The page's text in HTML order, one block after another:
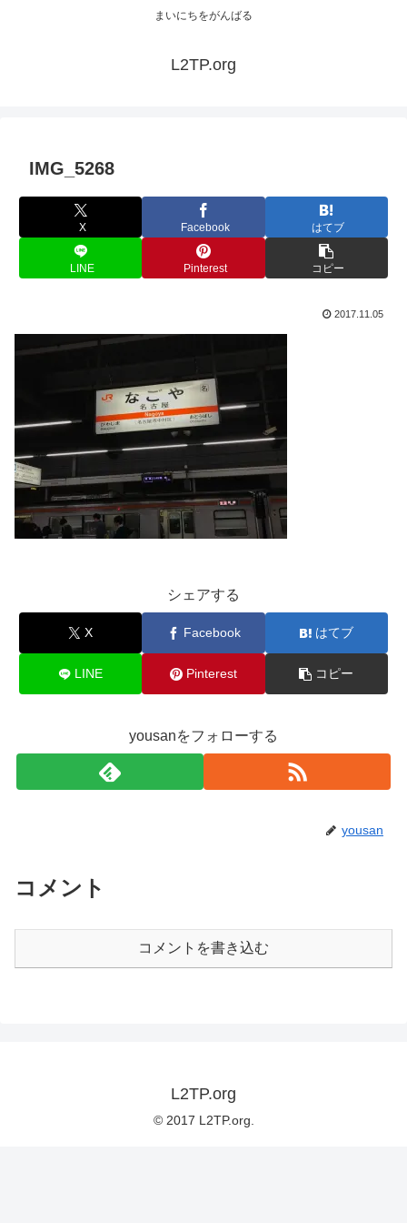
まいにちをがんばる
L2TP.org
IMG_5268
X Facebook はてブ
LINE Pinterest コピー
2017.11.05
シェアする
X Facebook はてブ
LINE Pinterest コピー
yousanをフォローする
yousan
コメント
コメントを書き込む
L2TP.org
© 2017 L2TP.org.